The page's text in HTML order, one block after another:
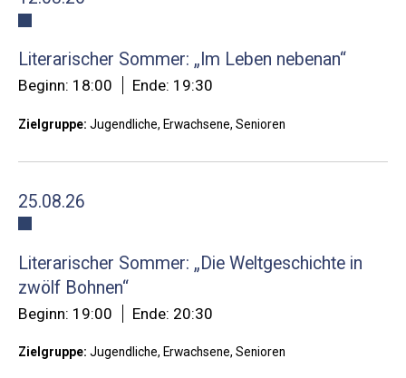
Literarischer Sommer: „Im Leben nebenan“
Beginn: 18:00 Ende: 19:30
Zielgruppe: Jugendliche, Erwachsene, Senioren
25.08.26
Literarischer Sommer: „Die Weltgeschichte in
zwölf Bohnen“
Beginn: 19:00 Ende: 20:30
Zielgruppe: Jugendliche, Erwachsene, Senioren